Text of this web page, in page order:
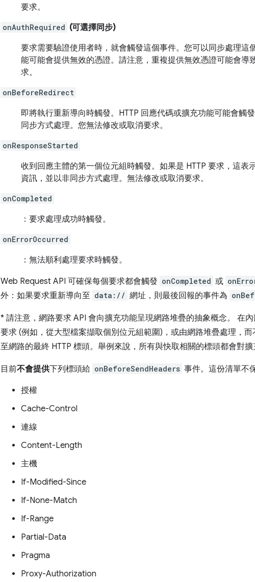
要求。
onAuthRequired (可選擇同步)
要求需要驗證使用者時，就會觸發這個事件。您可以同步處理這
能可能會提供無效的憑證。請注意，重複提供無效憑證可能會導
求。
onBeforeRedirect
即將執行重新導向時觸發。HTTP 回應代碼或擴充功能可能會觸
同步方式處理。您無法修改或取消要求。
onResponseStarted
收到回應主體的第一個位元組時觸發。如果是 HTTP 要求，這表
資訊，並以非同步方式處理。無法修改或取消要求。
onCompleted
：要求處理成功時觸發。
onErrorOccurred
：無法順利處理要求時觸發。
Web Request API 可確保每個要求都會觸發 onCompleted 或
外：如果要求重新導向至 data:// 網址，則最後回報的事件為
* 請注意，網路要求 API 會向擴充功能呈現網路堆疊的抽象概念。 在
要求 (例如，從大型檔案擷取個別位元組範圍)，或由網路堆疊處理，
至網路的最終 HTTP 標頭。舉例來說，所有與快取相關的標頭都會對擴
目前不會提供下列標頭給 onBeforeSendHeaders 事件。這份清單不
授權
Cache-Control
連線
Content-Length
主機
If-Modified-Since
If-None-Match
If-Range
Partial-Data
Pragma
Proxy-Authorization